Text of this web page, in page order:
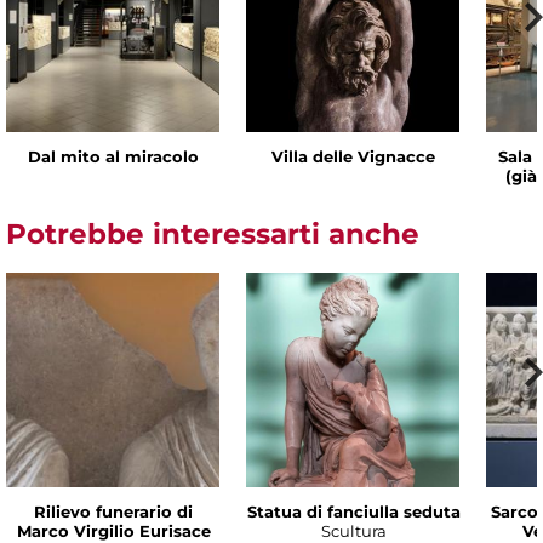
Dal mito al miracolo Villa delle Vignacce
Sala
(già
Potrebbe interessarti anche
Rilievo funerario di
Marco Virgilio Eurisace
Statua di fanciulla seduta
Scultura